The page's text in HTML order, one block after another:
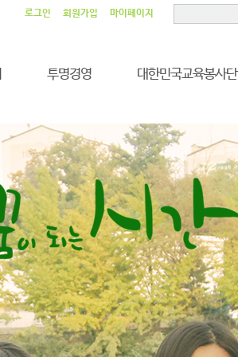
로그인 회원가입 마이페이지
투명경영 대한민국교육봉사단